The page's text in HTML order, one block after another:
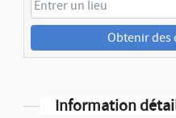
Obtenir des
Information